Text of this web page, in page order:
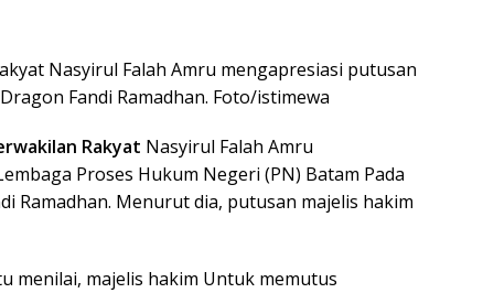
Nasyirul Falah Amru mengapresiasi putusan
Fandi Ramadhan. Foto/istimewa
Rakyat Nasyirul Falah Amru
Proses Hukum Negeri (PN) Batam Pada
Ramadhan. Menurut dia, putusan majelis hakim
menilai, majelis hakim Untuk memutus